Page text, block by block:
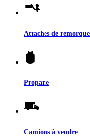
Attaches de remorque
Propane
Camions à vendre